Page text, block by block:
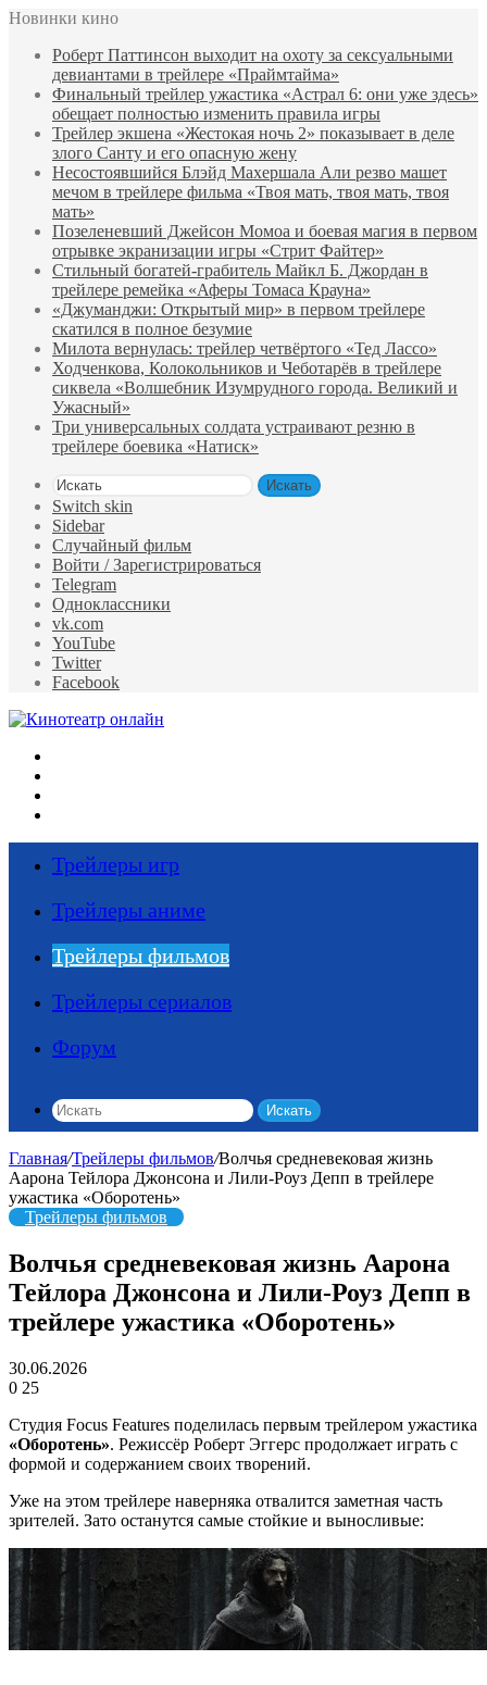
Новинки кино
Роберт Паттинсон выходит на охоту за сексуальными
девиантами в трейлере «Праймтайма»
Финальный трейлер ужастика «Астрал 6: они уже здесь»
обещает полностью изменить правила игры
Трейлер экшена «Жестокая ночь 2» показывает в деле
злого Санту и его опасную жену
Несостоявшийся Блэйд Махершала Али резво машет
мечом в трейлере фильма «Твоя мать, твоя мать, твоя
мать»
Позеленевший Джейсон Момоа и боевая магия в первом
отрывке экранизации игры «Стрит Файтер»
Стильный богатей-грабитель Майкл Б. Джордан в
трейлере ремейка «Аферы Томаса Крауна»
«Джуманджи: Открытый мир» в первом трейлере
скатился в полное безумие
Милота вернулась: трейлер четвёртого «Тед Лассо»
Ходченкова, Колокольников и Чеботарёв в трейлере
сиквела «Волшебник Изумрудного города. Великий и
Ужасный»
Три универсальных солдата устраивают резню в
трейлере боевика «Натиск»
Искать
Switch skin
Sidebar
Случайный фильм
Войти / Зарегистрироваться
Telegram
Одноклассники
vk.com
YouTube
Twitter
Facebook
Трейлеры игр
Трейлеры аниме
Трейлеры фильмов
Трейлеры сериалов
Форум
Искать
Главная/Трейлеры фильмов/Волчья средневековая жизнь
Аарона Тейлора Джонсона и Лили-Роуз Депп в трейлере
ужастика «Оборотень»
Трейлеры фильмов
Волчья средневековая жизнь Аарона
Тейлора Джонсона и Лили-Роуз Депп в
трейлере ужастика «Оборотень»
30.06.2026
0 25
Студия Focus Features поделилась первым трейлером ужастика
«Оборотень». Режиссёр Роберт Эггерс продолжает играть с
формой и содержанием своих творений.
Уже на этом трейлере наверняка отвалится заметная часть
зрителей. Зато останутся самые стойкие и выносливые: